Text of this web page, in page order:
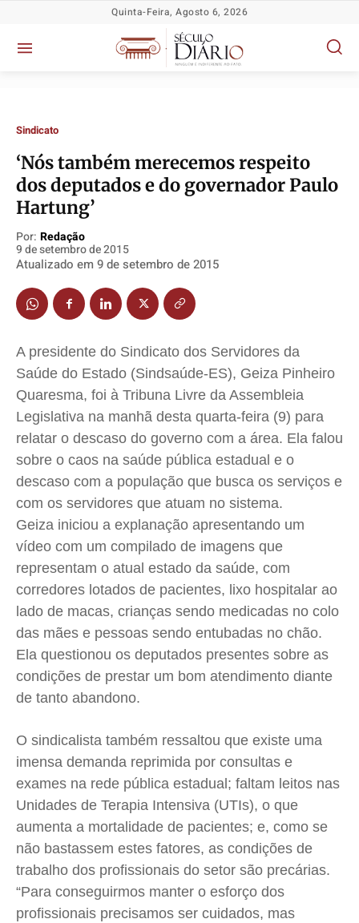
Política
Socioeconômicas
TV Século
Educação
Meio Ambiente
Saúde
Cidades
Direitos
Cultura
Colunas
Caetano Roque
Gustavo Bastos
Jr Mignone (in memorian)
Publicidade Legal
Anuncie
Anuncie
Termos de Uso
Privacidade
Política
Socioeconômicas
TV Século
Educação
Meio Ambiente
Saúde
Cidades
Direitos
Cultura
Colunas
Caetano Roque
Gustavo Bastos
Jr Mignone (in memorian)
Publicidade Legal
Anuncie
Anuncie
Termos de Uso
Privacidade
Política
Socioeconômicas
TV Século
Educação
Meio Ambiente
Saúde
Cidades
Direitos
Cultura
Colunas
Caetano Roque
Gustavo Bastos
Jr Mignone (in memorian)
Publicidade Legal
Anuncie
Anuncie
Termos de Uso
Privacidade
Política
Socioeconômicas
TV Século
Educação
Meio Ambiente
Saúde
Cidades
Direitos
Cultura
Colunas
Caetano Roque
Gustavo Bastos
Jr Mignone (in memorian)
Publicidade Legal
Anuncie
Anuncie
Termos de Uso
Privacidade
Quinta-Feira, Agosto 6, 2026
Sindicato
‘Nós também merecemos respeito
dos deputados e do governador Paulo
Hartung’
Por: Redação
9 de setembro de 2015
Atualizado em 9 de setembro de 2015
A presidente do Sindicato dos Servidores da
Saúde do Estado (Sindsaúde-ES), Geiza Pinheiro
Quaresma, foi à Tribuna Livre da Assembleia
Legislativa na manhã desta quarta-feira (9) para
relatar o descaso do governo com a área. Ela falou
sobre o caos na saúde pública estadual e o
descaso com a população que busca os serviços e
com os servidores que atuam no sistema.
Geiza iniciou a explanação apresentando um
vídeo com um compilado de imagens que
representam o atual estado da saúde, com
corredores lotados de pacientes, lixo hospitalar ao
lado de macas, crianças sendo medicadas no colo
das mães e pessoas sendo entubadas no chão.
Ela questionou os deputados presentes sobre as
condições de prestar um bom atendimento diante
de tanto abandono.
O sindicalista também ressaltou que existe uma
imensa demanda reprimida por consultas e
exames na rede pública estadual; faltam leitos nas
Unidades de Terapia Intensiva (UTIs), o que
aumenta a mortalidade de pacientes; e, como se
não bastassem estes fatores, as condições de
trabalho dos profissionais do setor são precárias.
“Para conseguirmos manter o esforço dos
profissionais precisamos ser cuidados, mas